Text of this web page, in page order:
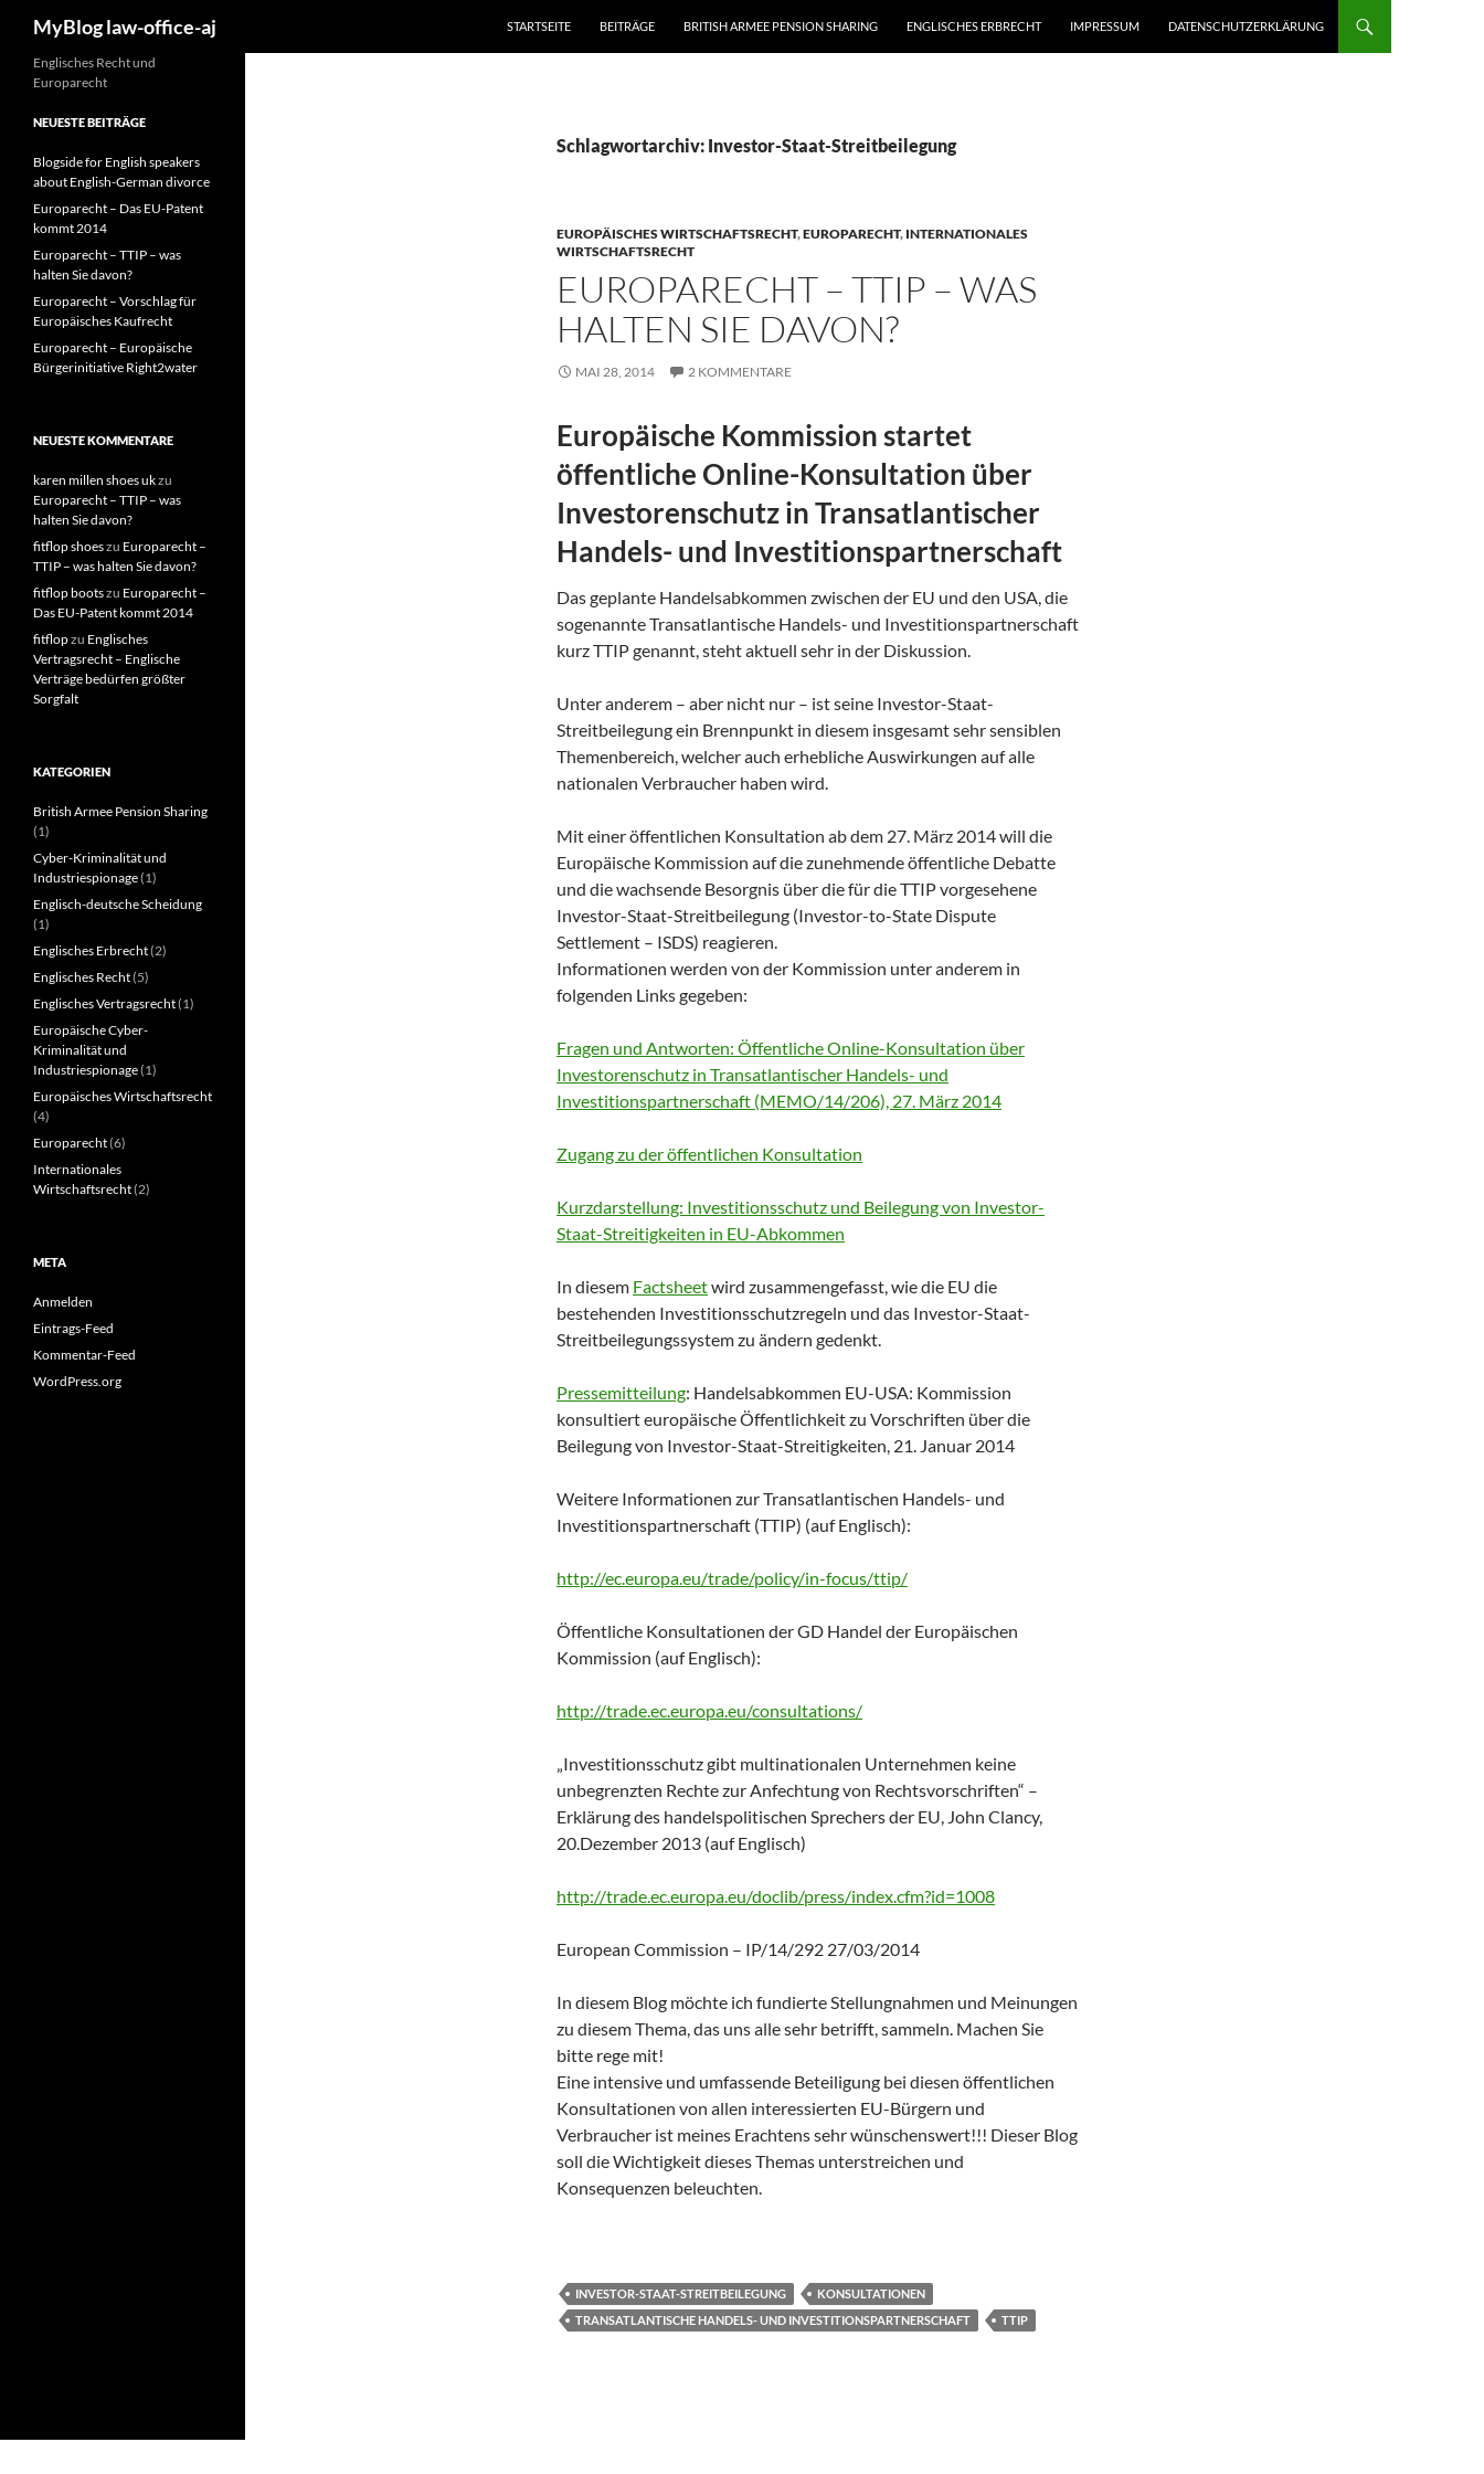
Inhalt
springen
MyBlog law-office-aj STARTSEITE BEITRÄGE BRITISH ARMEE PENSION SHARING ENGLISCHES ERBRECHT IMPRESSUM DATENSCHUTZERKLÄRUNG
Schlagwortarchiv: Investor-Staat-Streitbeilegung
EUROPÄISCHES WIRTSCHAFTSRECHT,EUROPARECHT, INTERNATIONALES
WIRTSCHAFTSRECHT
EUROPARECHT – TTIP – WAS
HALTEN SIE DAVON?
MAI 28, 2014 2 KOMMENTARE
Europäische Kommission startet
öffentliche Online-Konsultation über
Investorenschutz in Transatlantischer
Handels- und Investitionspartnerschaft
Das geplante Handelsabkommen zwischen der EU und den USA, die
sogenannte Transatlantische Handels- und Investitionspartnerschaft
kurz TTIP genannt, steht aktuell sehr in der Diskussion.
Unter anderem – aber nicht nur – ist seine Investor-Staat-
Streitbeilegung ein Brennpunkt in diesem insgesamt sehr sensiblen
Themenbereich, welcher auch erhebliche Auswirkungen auf alle
nationalen Verbraucher haben wird.
Mit einer öffentlichen Konsultation ab dem 27. März 2014 will die
Europäische Kommission auf die zunehmende öffentliche Debatte
und die wachsende Besorgnis über die für die TTIP vorgesehene
Investor-Staat-Streitbeilegung (Investor-to-State Dispute
Settlement – ISDS) reagieren.
Informationen werden von der Kommission unter anderem in
folgenden Links gegeben:
Fragen und Antworten: Öffentliche Online-Konsultation über
Investorenschutz in Transatlantischer Handels- und
Investitionspartnerschaft (MEMO/14/206), 27. März 2014
Zugang zu der öffentlichen Konsultation
Kurzdarstellung: Investitionsschutz und Beilegung von Investor-
Staat-Streitigkeiten in EU-Abkommen
In diesem Factsheetwird zusammengefasst, wie die EU die
bestehenden Investitionsschutzregeln und das Investor-Staat-
Streitbeilegungssystem zu ändern gedenkt.
Pressemitteilung: Handelsabkommen EU-USA: Kommission
konsultiert europäische Öffentlichkeit zu Vorschriften über die
Beilegung von Investor-Staat-Streitigkeiten, 21. Januar 2014
Weitere Informationen zur Transatlantischen Handels- und
Investitionspartnerschaft (TTIP) (auf Englisch):
http://ec.europa.eu/trade/policy/in-focus/ttip/
Öffentliche Konsultationen der GD Handel der Europäischen
Kommission (auf Englisch):
http://trade.ec.europa.eu/consultations/
„Investitionsschutz gibt multinationalen Unternehmen keine
unbegrenzten Rechte zur Anfechtung von Rechtsvorschriften“ –
Erklärung des handelspolitischen Sprechers der EU, John Clancy,
20.Dezember 2013 (auf Englisch)
http://trade.ec.europa.eu/doclib/press/index.cfm?id=1008
European Commission – IP/14/292 27/03/2014
In diesem Blog möchte ich fundierte Stellungnahmen und Meinungen
zu diesem Thema, das uns alle sehr betrifft, sammeln. Machen Sie
bitte rege mit!
Eine intensive und umfassende Beteiligung bei diesen öffentlichen
Konsultationen von allen interessierten EU-Bürgern und
Verbraucher ist meines Erachtens sehr wünschenswert!!! Dieser Blog
soll die Wichtigkeit dieses Themas unterstreichen und
Konsequenzen beleuchten.
INVESTOR-STAAT-STREITBEILEGUNG
KONSULTATIONEN
TRANSATLANTISCHE HANDELS- UND INVESTITIONSPARTNERSCHAFT
TTIP
Englisches Recht und
Europarecht
NEUESTE BEITRÄGE
Blogside for English speakers
about English-German divorce
Europarecht – Das EU-Patent
kommt 2014
Europarecht – TTIP – was
halten Sie davon?
Europarecht – Vorschlag für
Europäisches Kaufrecht
Europarecht – Europäische
Bürgerinitiative Right2water
NEUESTE KOMMENTARE
karen millen shoes ukzu
Europarecht – TTIP – was
halten Sie davon?
fitflop shoeszu Europarecht –
TTIP – was halten Sie davon?
fitflop bootszu Europarecht –
Das EU-Patent kommt 2014
fitflopzu Englisches
Vertragsrecht – Englische
Verträge bedürfen größter
Sorgfalt
KATEGORIEN
British Armee Pension Sharing
(1)
Cyber-Kriminalität und
Industriespionage(1)
Englisch-deutsche Scheidung
(1)
Englisches Erbrecht(2)
Englisches Recht(5)
Englisches Vertragsrecht(1)
Europäische Cyber-
Kriminalität und
Industriespionage(1)
Europäisches Wirtschaftsrecht
(4)
Europarecht(6)
Internationales
Wirtschaftsrecht(2)
META
Anmelden
Eintrags-Feed
Kommentar-Feed
WordPress.org